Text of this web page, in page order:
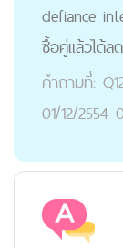
defiance
ซื้อคู่แล้วได้
คำถามที่:
01/12/2554